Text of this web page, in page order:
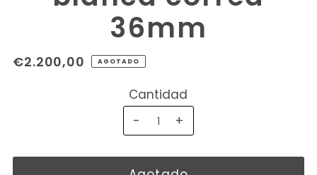
36mm
€2.200,00 AGOTADO
Cantidad
-
+